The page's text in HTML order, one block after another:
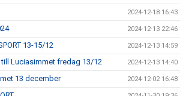
2024-12-18 16:43
2024-12-13 22:46
13-15/12 2024-12-13 14:59
Luciasimmet fredag 13/12 2024-12-13 14:40
13 december 2024-12-02 16:48